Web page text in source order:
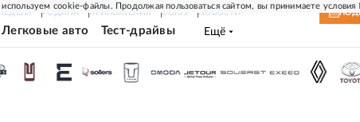
cookie-файлы. Продолжая пользоваться сайтом, вы принимаете условия
РОДИНА ПРИЛОЖЕНИЯ СОЮЗ НОВОСТИ
Легковые авто Тест-драйвы Ещё